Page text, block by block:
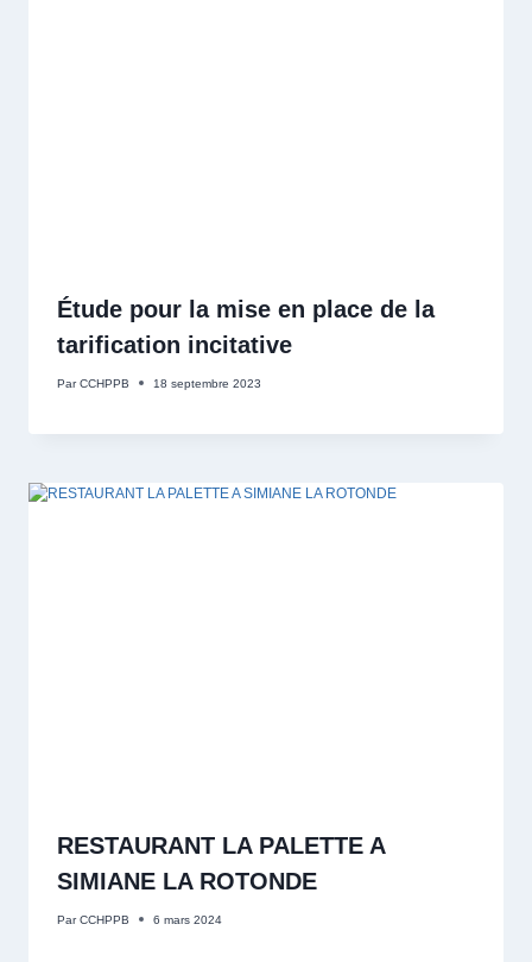
Étude pour la mise en place de la
tarification incitative
Par CCHPPB 18 septembre 2023
RESTAURANT LA PALETTE A
SIMIANE LA ROTONDE
Par CCHPPB 6 mars 2024